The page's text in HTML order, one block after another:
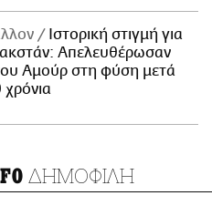
Ιστορική στιγμή για
Απελευθέρωσαν
Αμούρ στη φύση μετά
ΔΗΜΟΦΙΛΗ